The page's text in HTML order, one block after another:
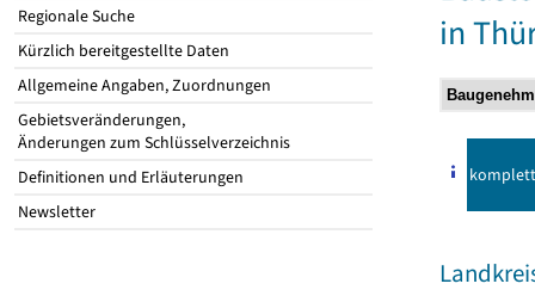
Regionale Suche
Kürzlich bereitgestellte Daten
Allgemeine Angaben, Zuordnungen
Gebietsveränderungen,
Änderungen zum Schlüsselverzeichnis
Definitionen und Erläuterungen
Newsletter
in
komplett